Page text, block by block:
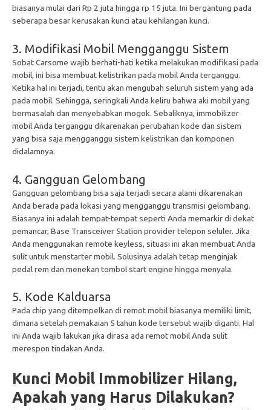
biasanya mulai dari Rp 2 juta hingga rp 15 juta. Ini bergantung pada
seberapa besar kerusakan kunci atau kehilangan kunci.
3. Modifikasi Mobil Mengganggu Sistem
Sobat Carsome wajib berhati-hati ketika melakukan modifikasi pada
mobil, ini bisa membuat kelistrikan pada mobil Anda terganggu.
Ketika hal ini terjadi, tentu akan mengubah seluruh sistem yang ada
pada mobil. Sehingga, seringkali Anda keliru bahwa aki mobil yang
bermasalah dan menyebabkan mogok. Sebaliknya, immobilizer
mobil Anda terganggu dikarenakan perubahan kode dan sistem
yang bisa saja mengganggu sistem kelistrikan dan komponen
didalamnya.
4. Gangguan Gelombang
Gangguan gelombang bisa saja terjadi secara alami dikarenakan
Anda berada pada lokasi yang mengganggu transmisi gelombang.
Biasanya ini adalah tempat-tempat seperti Anda memarkir di dekat
pemancar, Base Transceiver Station provider telepon seluler. Jika
Anda menggunakan remote keyless, situasi ini akan membuat Anda
sulit untuk menstarter mobil. Solusinya adalah tetap menginjak
pedal rem dan menekan tombol start engine hingga menyala.
5. Kode Kalduarsa
Pada chip yang ditempelkan di remot mobil biasanya memiliki limit,
dimana setelah pemakaian 5 tahun kode tersebut wajib diganti. Hal
ini Anda wajib lakukan jika dirasa ada remot mobil Anda sulit
merespon tindakan Anda.
Kunci Mobil Immobilizer Hilang,
Apakah yang Harus Dilakukan?